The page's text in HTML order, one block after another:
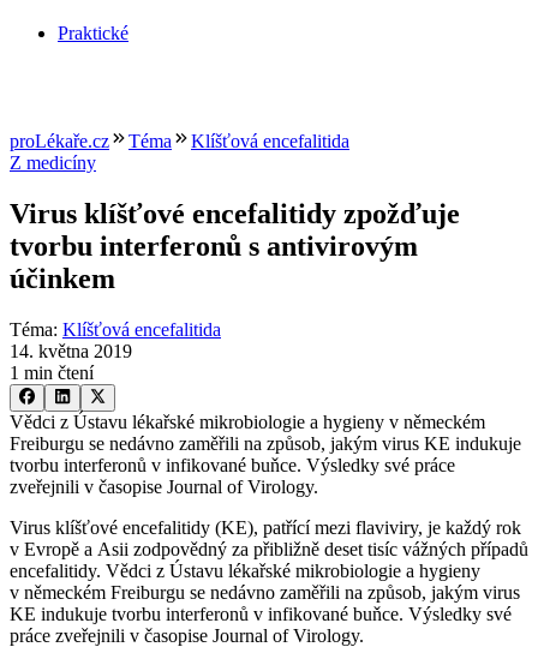
Praktické
proLékaře.cz Téma
Klíšťová encefalitida
Z medicíny
Virus klíšťové encefalitidy zpožďuje
tvorbu interferonů s antivirovým
účinkem
Téma: Klíšťová encefalitida
14. května 2019
1 min čtení
Vědci z Ústavu lékařské mikrobiologie a hygieny v německém
Freiburgu se nedávno zaměřili na způsob, jakým virus KE indukuje
tvorbu interferonů v infikované buňce. Výsledky své práce
zveřejnili v časopise Journal of Virology.
Virus klíšťové encefalitidy (KE), patřící mezi flaviviry, je každý rok
v Evropě a Asii zodpovědný za přibližně deset tisíc vážných případů
encefalitidy. Vědci z Ústavu lékařské mikrobiologie a hygieny
v německém Freiburgu se nedávno zaměřili na způsob, jakým virus
KE indukuje tvorbu interferonů v infikované buňce. Výsledky své
práce zveřejnili v časopise Journal of Virology.